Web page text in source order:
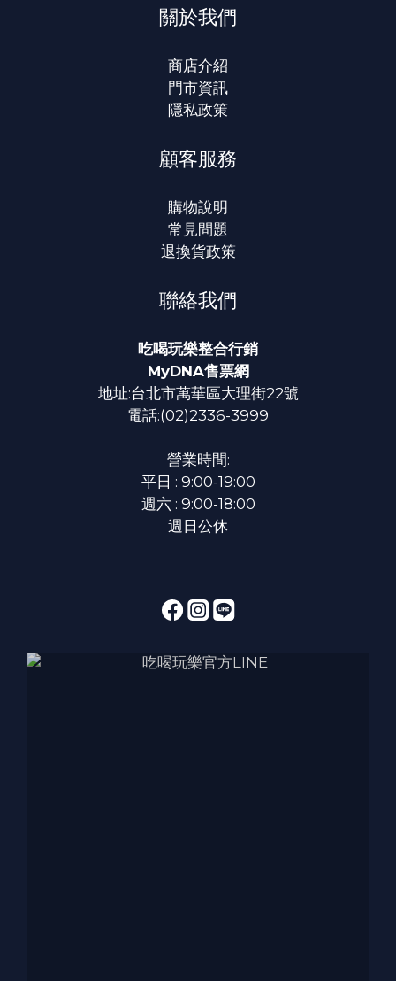
關於我們
商店介紹
門市資訊
隱私政策
顧客服務
購物說明
常見問題
退換貨政策
聯絡我們
吃喝玩樂整合行銷
MyDNA售票網
地址:台北市萬華區大理街22號
電話:(02)2336-3999
營業時間:
平日 : 9:00-19:00
週六 : 9:00-18:00
週日公休